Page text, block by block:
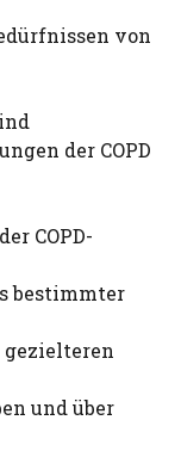
von
der COPD
COPD-
bestimmter
und über